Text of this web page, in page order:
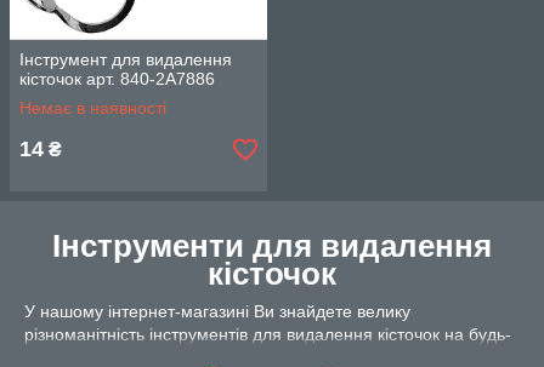
Інструмент для видалення
кісточок арт. 840-2A7886
Немає в наявності
14 ₴
Інструменти для видалення
кісточок
У нашому інтернет-магазині Ви знайдете велику
різноманітність інструментів для видалення кісточок на будь-